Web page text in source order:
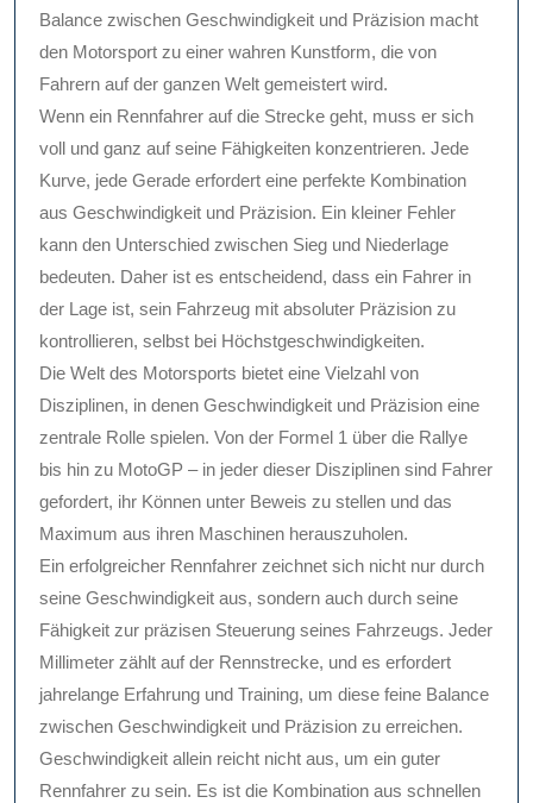
Balance zwischen Geschwindigkeit und Präzision macht
den Motorsport zu einer wahren Kunstform, die von
Fahrern auf der ganzen Welt gemeistert wird.
Wenn ein Rennfahrer auf die Strecke geht, muss er sich
voll und ganz auf seine Fähigkeiten konzentrieren. Jede
Kurve, jede Gerade erfordert eine perfekte Kombination
aus Geschwindigkeit und Präzision. Ein kleiner Fehler
kann den Unterschied zwischen Sieg und Niederlage
bedeuten. Daher ist es entscheidend, dass ein Fahrer in
der Lage ist, sein Fahrzeug mit absoluter Präzision zu
kontrollieren, selbst bei Höchstgeschwindigkeiten.
Die Welt des Motorsports bietet eine Vielzahl von
Disziplinen, in denen Geschwindigkeit und Präzision eine
zentrale Rolle spielen. Von der Formel 1 über die Rallye
bis hin zu MotoGP – in jeder dieser Disziplinen sind Fahrer
gefordert, ihr Können unter Beweis zu stellen und das
Maximum aus ihren Maschinen herauszuholen.
Ein erfolgreicher Rennfahrer zeichnet sich nicht nur durch
seine Geschwindigkeit aus, sondern auch durch seine
Fähigkeit zur präzisen Steuerung seines Fahrzeugs. Jeder
Millimeter zählt auf der Rennstrecke, und es erfordert
jahrelange Erfahrung und Training, um diese feine Balance
zwischen Geschwindigkeit und Präzision zu erreichen.
Geschwindigkeit allein reicht nicht aus, um ein guter
Rennfahrer zu sein. Es ist die Kombination aus schnellen